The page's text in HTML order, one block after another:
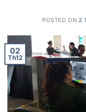
POSTED ON 2
02
Th12